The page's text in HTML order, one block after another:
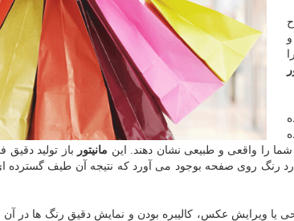
شما را واقعی و طبیعی نشان دهند. این مانیتور باز تولید دقیق
به ارمغان آورده و صفحه نمایش 10 بیتی آن بیش از 1 میلیارد رنگ روی صفحه بوجود می آورد كه نتیجه آن
یا ویرایش عكس، كالیبره بودن و نمایش دقیق رنگ ها در